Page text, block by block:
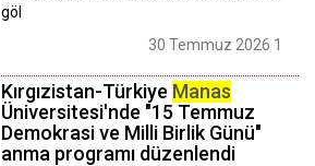
göl
30 Temmuz 2026 17:11
Kırgızistan-Türkiye Manas
Üniversitesi'nde "15 Temmuz
Demokrasi ve Milli Birlik Günü"
anma programı düzenlendi